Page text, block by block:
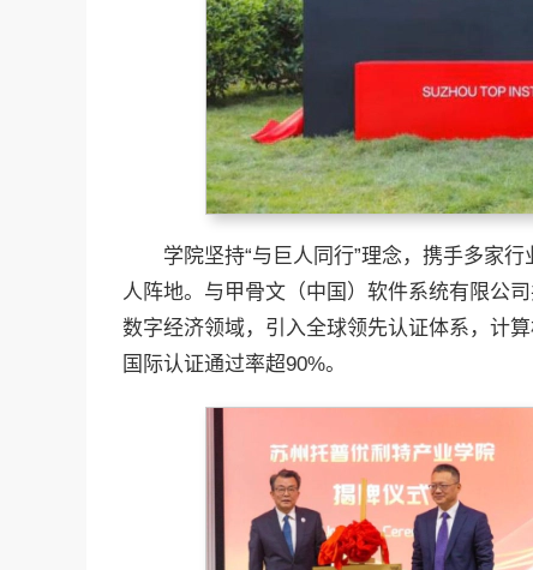
学院坚持“与巨人同行”理念，携手多家
人阵地。与甲骨文（中国）软件系统有限公
数字经济领域，引入全球领先认证体系，计
国际认证通过率超90%。